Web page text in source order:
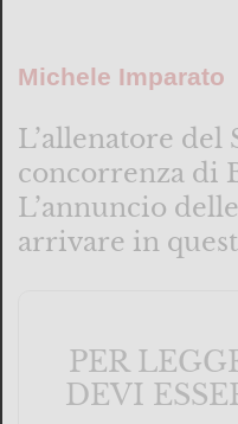
Michele Imparato
L’allenatore del
concorrenza di
L’annuncio
arrivare in
PER
DEVI